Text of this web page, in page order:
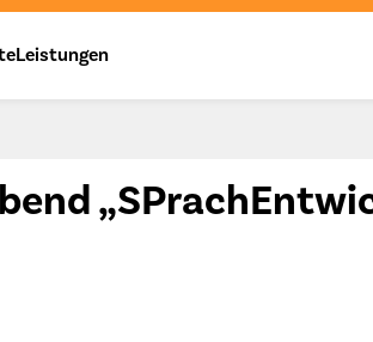
Leistungen